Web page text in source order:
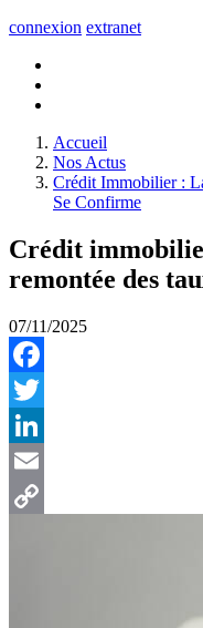
connexion extranet
Accueil
Nos Actus
Crédit Immobilier :
Se Confirme
Crédit
remontée des
07/11/2025
Facebook
Twitter
LinkedIn
Email